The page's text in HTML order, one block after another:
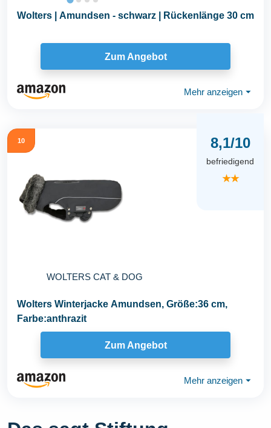
Wolters | Amundsen - schwarz | Rückenlänge 30 cm
Zum Angebot
Mehr anzeigen ⏷
10
WOLTERS CAT & DOG
8,1/10
befriedigend
★★
Wolters Winterjacke Amundsen, Größe:36 cm,
Farbe:anthrazit
Zum Angebot
Mehr anzeigen ⏷